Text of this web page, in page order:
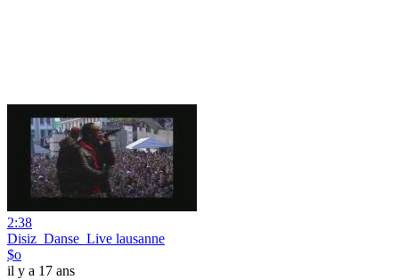
2:38
Disiz_Danse_Live lausanne
$o
il y a 17 ans